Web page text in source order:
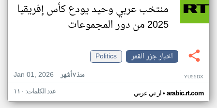
منتخب عربي وحيد يودع كأس إفريقيا
2025 من دور المجموعات
اخبار جزر القمر
Politics
Jan 01, 2026
منذ ٧ أشهر YU55DX
ار تي عربي• arabic.rt.com عدد الكلمات: ١١٠